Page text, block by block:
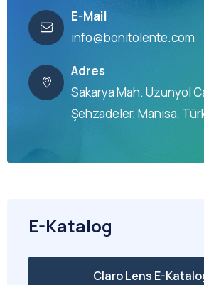
E-Mail
info@bonitolente.com
Adres
Sakarya Mah. Uzunyol
Şehzadeler, Manisa,
E-Katalog
Claro Lens E-